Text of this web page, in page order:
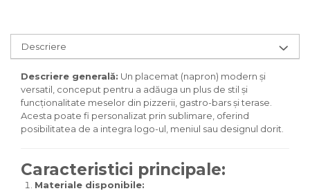
Descriere
Descriere generală: Un placemat (napron) modern și
versatil, conceput pentru a adăuga un plus de stil și
funcționalitate meselor din pizzerii, gastro-bars și terase.
Acesta poate fi personalizat prin sublimare, oferind
posibilitatea de a integra logo-ul, meniul sau designul dorit.
Caracteristici principale:
Materiale disponibile: